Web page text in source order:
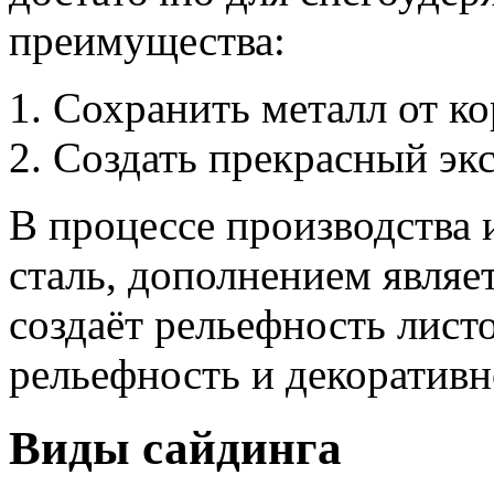
преимущества:
Сохранить металл от
Создать прекрасный
В процессе производства
сталь, дополнением
создаёт рельефность
рельефность и
Виды сайдинга